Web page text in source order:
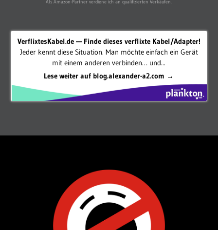
Als Amazon-Partner verdiene ich an qualifizierten Verkäufen.
VerflixtesKabel.de — Finde dieses verflixte Kabel/Adapter!
Jeder kennt diese Situation. Man möchte einfach ein Gerät
mit einem anderen verbinden… und...
Lese weiter auf blog.alexander-a2.com →